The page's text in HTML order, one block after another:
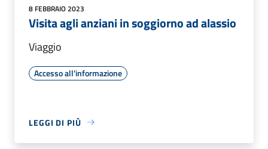
8 FEBBRAIO 2023
Visita agli anziani in soggiorno ad alassio
Viaggio
Accesso all'informazione
LEGGI DI PIÙ